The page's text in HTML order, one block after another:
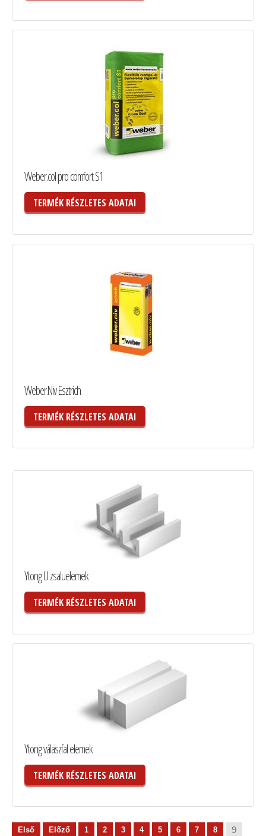
Weber.col pro comfort S1
TERMÉK RÉSZLETES ADATAI
Weber.Niv Esztrich
TERMÉK RÉSZLETES ADATAI
Ytong U zsaluelemek
TERMÉK RÉSZLETES ADATAI
Ytong válaszfal elemek
TERMÉK RÉSZLETES ADATAI
Első Előző 1 2 3 4 5 6 7 8
9